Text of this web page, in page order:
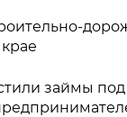
займы под